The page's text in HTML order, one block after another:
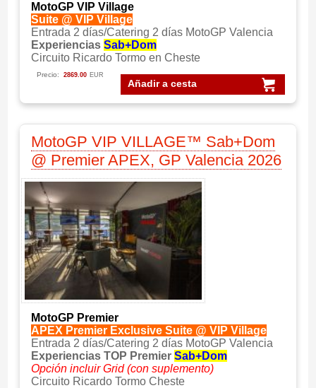
MotoGP VIP Village
Suite @ VIP Village
Entrada 2 días/Catering 2 días MotoGP Valencia
Experiencias Sab+Dom
Circuito Ricardo Tormo en Cheste
Añadir a cesta
Precio: 2869.00 EUR
MotoGP VIP VILLAGE™ Sab+Dom
@ Premier APEX, GP Valencia 2026
MotoGP Premier
APEX Premier Exclusive Suite @ VIP Village
Entrada 2 días/Catering 2 días MotoGP Valencia
Experiencias TOP Premier Sab+Dom
Opción incluir Grid (con suplemento)
Circuito Ricardo Tormo Cheste